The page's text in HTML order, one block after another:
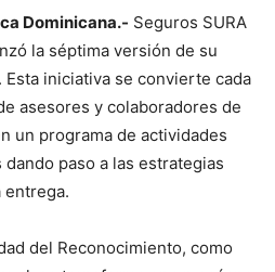
Dominicana.- Seguros SURA
la séptima versión de su
iniciativa se convierte cada
asesores y colaboradores de
un programa de actividades
paso a las estrategias
entrega.
del Reconocimiento, como